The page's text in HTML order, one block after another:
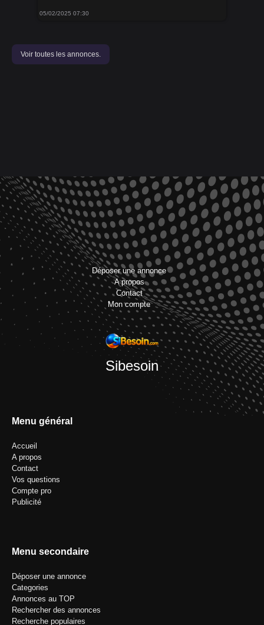
05/02/2025 07:30
Voir toutes les annonces.
Déposer une annonce
A propos
Contact
Mon compte
Sibesoin
Menu général
Accueil
A propos
Contact
Vos questions
Compte pro
Publicité
Menu secondaire
Déposer une annonce
Categories
Annonces au TOP
Rechercher des annonces
Recherche populaires